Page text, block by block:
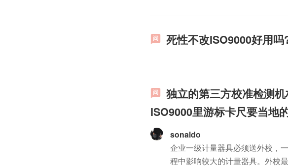
死性不改ISO9000好用吗
独立的第三方校准检测
ISO9000里游标卡尺要当地
sonaldo
企业一级计量器具必须送外校，
程中影响较大的计量器具。外校